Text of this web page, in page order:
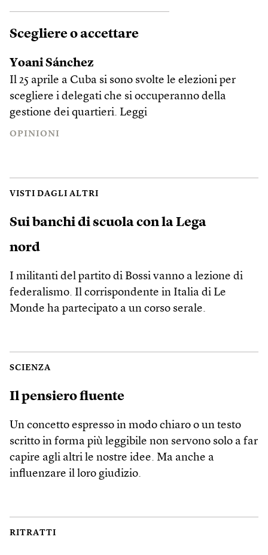
Scegliere o accettare
Yoani Sánchez
Il 25 aprile a Cuba si sono svolte le elezioni per
scegliere i delegati che si occuperanno della
gestione dei quartieri. Leggi
OPINIONI
VISTI DAGLI ALTRI
Sui banchi di scuola con la Lega
nord
I militanti del partito di Bossi vanno a lezione di
federalismo. Il corrispondente in Italia di Le
Monde ha partecipato a un corso serale.
SCIENZA
Il pensiero fluente
Un concetto espresso in modo chiaro o un testo
scritto in forma più leggibile non servono solo a far
capire agli altri le nostre idee. Ma anche a
influenzare il loro giudizio.
RITRATTI